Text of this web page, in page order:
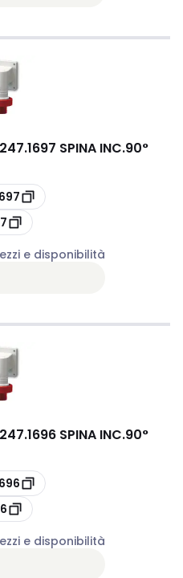
SPINA INC.90°
e disponibilità
SPINA INC.90°
e disponibilità